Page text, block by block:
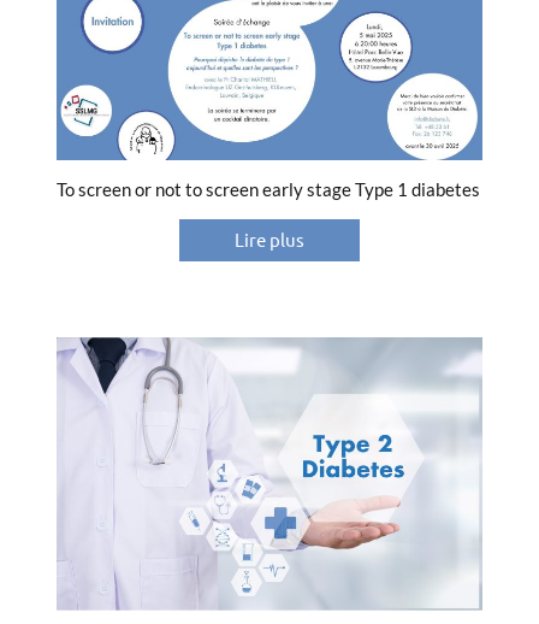
To screen or not to screen early stage Type 1 diabetes
Lire plus